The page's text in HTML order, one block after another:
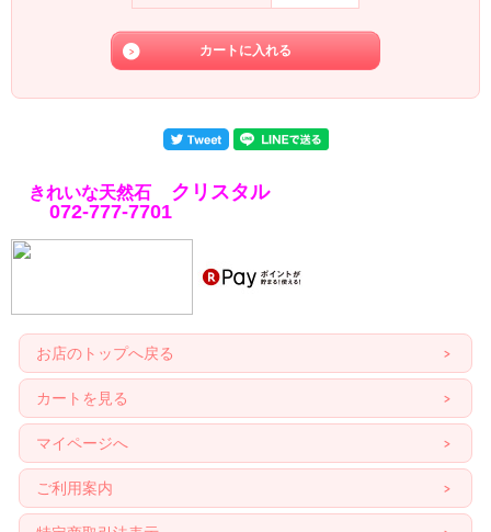
きれいな天然石
クリスタル
072-777-7701
お店のトップへ戻る
カートを見る
マイページへ
ご利用案内